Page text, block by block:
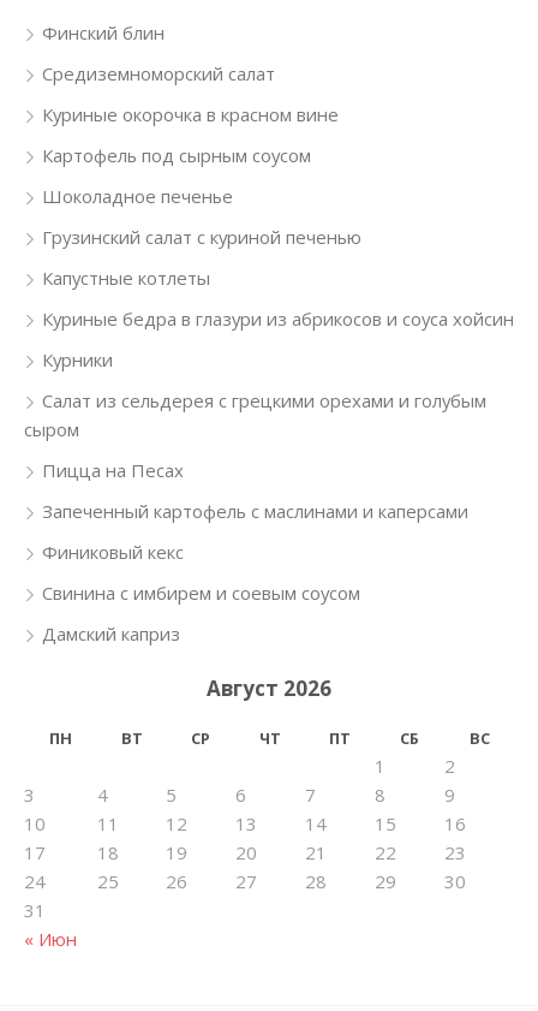
Финский блин
Средиземноморский салат
Куриные окорочка в красном вине
Картофель под сырным соусом
Шоколадное печенье
Грузинский салат с куриной печенью
Капустные котлеты
Куриные бедра в глазури из абрикосов и соуса хойсин
Курники
Салат из сельдерея с грецкими орехами и голубым
сыром
Пицца на Песах
Запеченный картофель с маслинами и каперсами
Финиковый кекс
Свинина с имбирем и соевым соусом
Дамский каприз
Август 2026
ПН ВТ СР ЧТ ПТ СБ ВС
« Июн
1
2
3
4 5 6 7 8
9
10
11 12 13 14 15
16
17
18 19 20 21 22
23
24
25 26 27 28 29
30
31